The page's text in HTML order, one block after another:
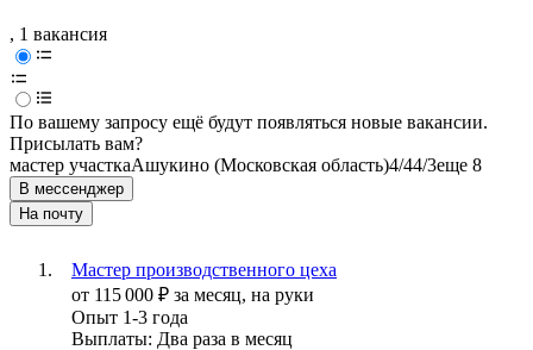
, 1 вакансия
По вашему запросу ещё будут появляться новые вакансии.
Присылать вам?
мастер участкаАшукино (Московская область)4/44/3еще 8
В мессенджер
На почту
Мастер производственного цеха
от 115 000 ₽ за месяц, на руки
Опыт 1-3 года
Выплаты: Два раза в месяц